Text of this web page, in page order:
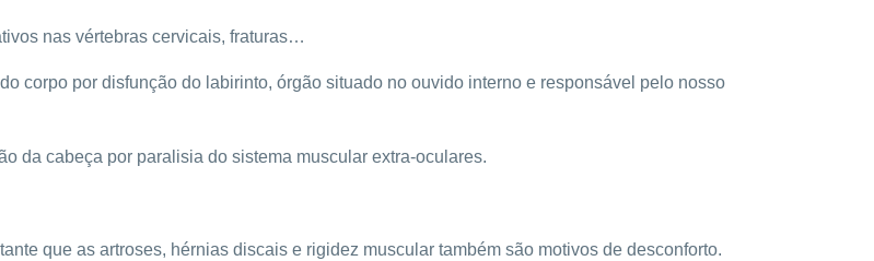
nas vértebras cervicais, fraturas…
corpo por disfunção do labirinto, órgão situado no ouvido interno e responsável pelo nosso
cabeça por paralisia do sistema muscular extra-oculares.
que as artroses, hérnias discais e rigidez muscular também são motivos de desconforto.